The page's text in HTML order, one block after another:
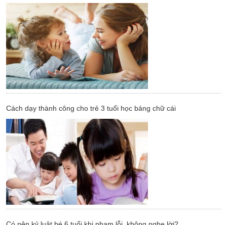
Cách dạy thành công cho trẻ 3 tuổi học bảng chữ cái